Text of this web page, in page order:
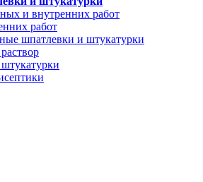
и внутренних работ
работ
шпатлевки и штукатурки